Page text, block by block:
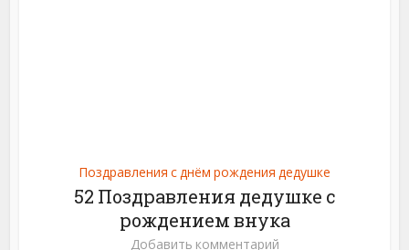
Поздравления с днём рождения дедушке
52 Поздравления дедушке с
рождением внука
Добавить комментарий